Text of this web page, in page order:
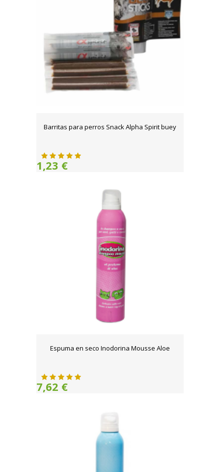
Barritas para perros Snack Alpha Spirit buey
1,23 €
Espuma en seco Inodorina Mousse Aloe
7,62 €